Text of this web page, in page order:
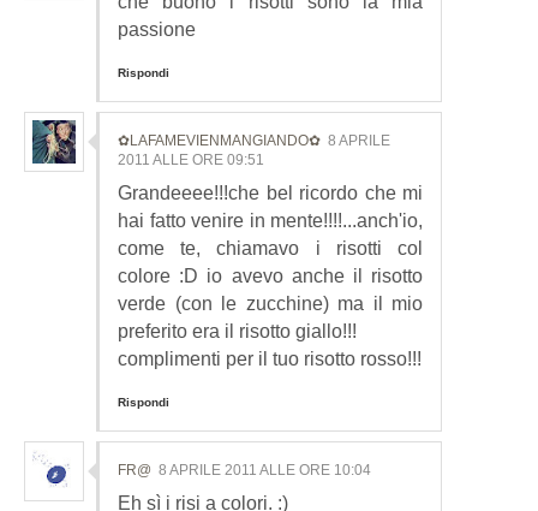
passione
Rispondi
✿LAFAMEVIENMANGIANDO✿ 8 APRILE
2011 ALLE ORE 09:51
Grandeeee!!!che bel ricordo che mi
hai fatto venire in mente!!!!...anch'io,
come te, chiamavo i risotti col
colore :D io avevo anche il risotto
verde (con le zucchine) ma il mio
preferito era il risotto giallo!!!
complimenti per il tuo risotto rosso!!!
Rispondi
FR@ 8 APRILE 2011 ALLE ORE 10:04
Eh sì i risi a colori. :)